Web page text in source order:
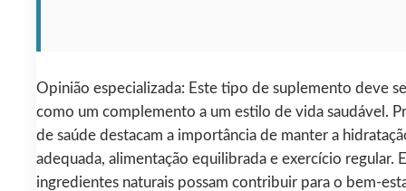
Opinião especializada: Este tipo de suplemento deve
como um complemento a um estilo de vida saudável.
de saúde destacam a importância de manter a
adequada, alimentação equilibrada e exercício regular.
ingredientes naturais possam contribuir para o bem-